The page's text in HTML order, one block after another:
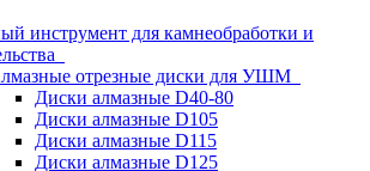
инструмент для камнеобработки и
отрезные диски для УШМ
Диски алмазные D40-80
Диски алмазные D105
Диски алмазные D115
Диски алмазные D125